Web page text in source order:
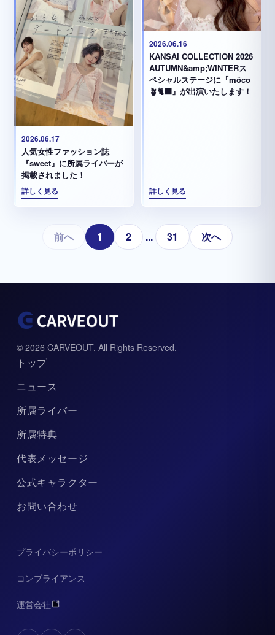
2026.06.17
人気女性ファッション誌
『sweet』に所属ライバーが
掲載されました！
詳しく見る
2026.06.16
KANSAI COLLECTION 2026
AUTUMN&amp;WINTERス
ペシャルステージに『möco
🪴🐈‍⬛』が出演いたします！
詳しく見る
前へ 1 2 ... 31 次へ
© 2026 CARVEOUT. All Rights Reserved.
トップ
ニュース
所属ライバー
所属特典
代表メッセージ
公式キャラクター
お問い合わせ
プライバシーポリシー
コンプライアンス
運営会社